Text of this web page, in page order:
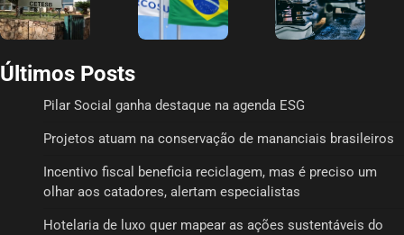
Últimos Posts
Pilar Social ganha destaque na agenda ESG
Projetos atuam na conservação de mananciais brasileiros
Incentivo fiscal beneficia reciclagem, mas é preciso um
olhar aos catadores, alertam especialistas
Hotelaria de luxo quer mapear as ações sustentáveis do